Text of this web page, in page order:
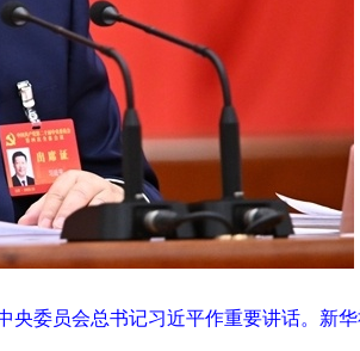
委员会总书记习近平作重要讲话。 新